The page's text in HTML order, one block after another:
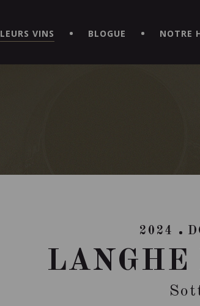
LEURS VINS BLOGUE NOTRE
2024
LANGHE